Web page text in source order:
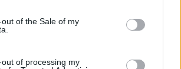
of the Sale of my
of processing my
Esim for Italy| Esim for Spain|Esim